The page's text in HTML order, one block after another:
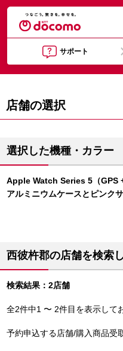
サポート
店舗の選択
選択した機種・カラー
Apple Watch Series 5（GPS
アルミニウムケースとピンク
西彼杵郡の店舗を検索
検索結果：2店舗
全2件中1 〜 2件目を表示して
予約申込する店舗/購入商品受